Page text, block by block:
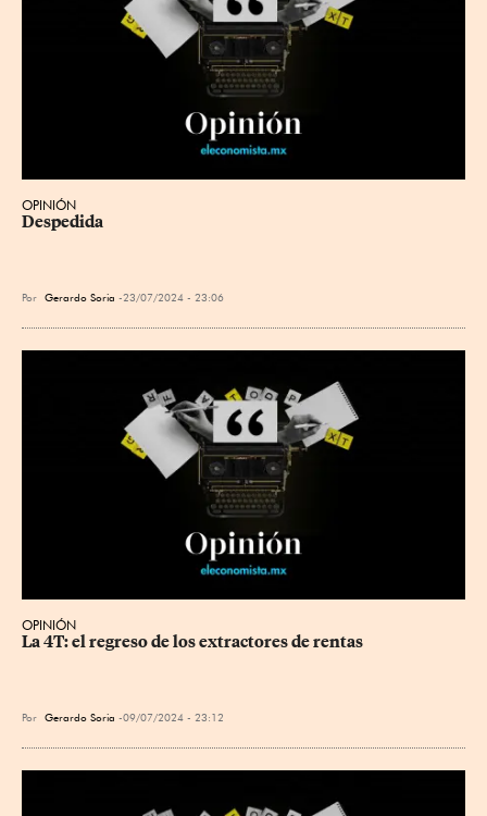
OPINIÓN
Despedida
Por Gerardo Soria 23/07/2024 - 23:06
OPINIÓN
La 4T: el regreso de los extractores de rentas
Por Gerardo Soria 09/07/2024 - 23:12